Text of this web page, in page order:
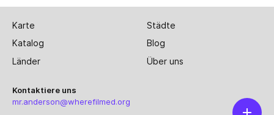
Karte
Städte
Katalog
Blog
Länder
Über uns
Kontaktiere uns
mr.anderson@wherefilmed.org